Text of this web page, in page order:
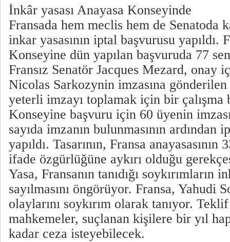
İnkâr yasası Anayasa Konseyinde
Fransada hem meclis hem de Senatoda
inkar yasasının iptal başvurusu yapıldı.
Konseyine dün yapılan başvuruda 77
Fransız Senatör Jacques Mezard, onay
Nicolas Sarkozynin imzasına
yeterli imzayı toplamak için bir çalışma
Konseyine başvuru için 60 üyenin
sayıda imzanın bulunmasının ardından
yapıldı. Tasarının, Fransa anayasasının
ifade özgürlüğüne aykırı olduğu
Yasa, Fransanın tanıdığı soykırımların
sayılmasını öngörüyor. Fransa, Yahudi
olaylarını soykırım olarak tanıyor.
mahkemeler, suçlanan kişilere bir yıl
kadar ceza isteyebilecek.